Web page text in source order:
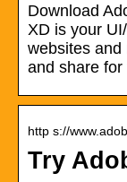
Download
XD is your
websites and
and share for
http s://
Try